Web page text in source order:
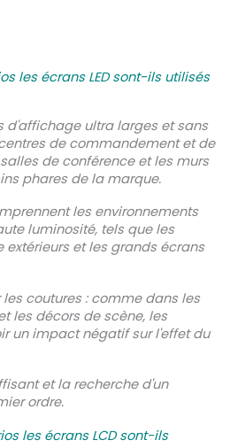
les écrans LED sont-ils utilisés
d'affichage ultra larges et sans
de commandement et de
de conférence et les murs
phares de la marque.
les environnements
luminosité, tels que les
et les grands écrans
coutures : comme dans les
les décors de scène, les
un impact négatif sur l'effet du
et la recherche d'un
ordre.
les écrans LCD sont-ils